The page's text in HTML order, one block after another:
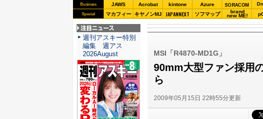
Business JAWS Acrobat kintone Azure SORACOM
Special マカフィー キヤノンMJ JAPANNEXT ソフマップ brand
new ME!
MSI「R4870-MD1G」
90mm大型ファン採用
ら
2009年05月15日 22時55分更新
注目ニュース
週刊アスキー特別
編集 週アス
2026August